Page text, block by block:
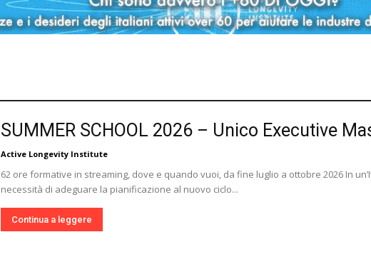
SUMMER SCHOOL 2026 – Unico Executive
Active Longevity Institute
62 ore formative in streaming, dove e quando vuoi, da fine luglio a ottobre 2026 In
necessità di adeguare la pianificazione al nuovo ciclo...
Continua a leggere